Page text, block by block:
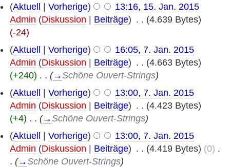
(Aktuell Vorherige)
13:16, 15. Jan. 2015
Admin (Diskussion Beiträge) . . (4.639 Bytes)
(-24)
(Aktuell Vorherige)
16:05, 7. Jan. 2015
Admin (Diskussion Beiträge) . . (4.663 Bytes)
(+240) . . (→Schöne Ouvert-Strings)
(Aktuell | Vorherige)
13:00, 7. Jan. 2015
Admin (Diskussion | Beiträge) . . (4.423 Bytes)
(+4) . . (→Schöne Ouvert-Strings)
(Aktuell | Vorherige)
13:00, 7. Jan. 2015
Admin (Diskussion | Beiträge) . . (4.419 Bytes) (0) .
. (→Schöne Ouvert-Strings)